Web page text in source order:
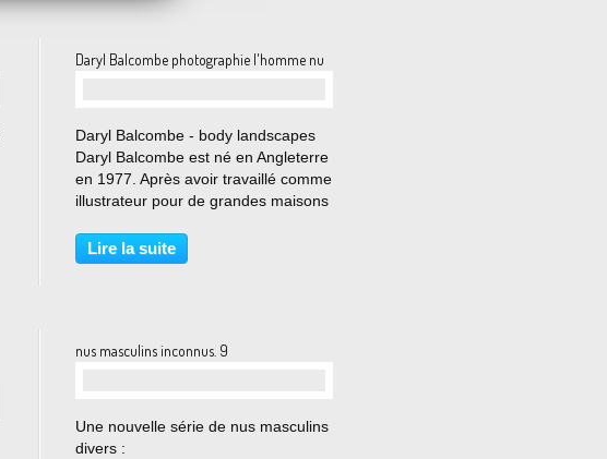
Daryl Balcombe photographie l'homme nu
Daryl Balcombe - body landscapes
Daryl Balcombe est né en Angleterre
en 1977. Après avoir travaillé comme
illustrateur pour de grandes maisons
beaux-arts. Son travail a été exposé
dans de nombreuses expositions en
Lire la suite
nus masculins inconnus. 9
Une nouvelle série de nus masculins
divers :